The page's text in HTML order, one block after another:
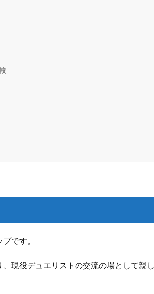
です。
現役デュエリストの交流の場として親し